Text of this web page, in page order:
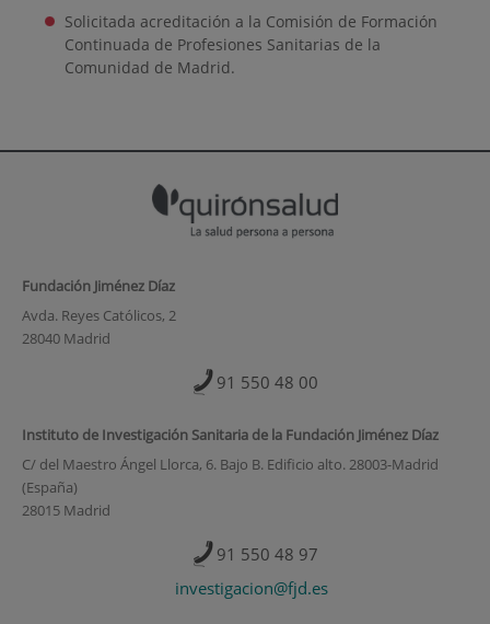
Solicitada acreditación a la Comisión de Formación
Continuada de Profesiones Sanitarias de la
Comunidad de Madrid.
Fundación Jiménez Díaz
Avda. Reyes Católicos, 2
28040 Madrid
91 550 48 00
Instituto de Investigación Sanitaria de la Fundación Jiménez Díaz
C/ del Maestro Ángel Llorca, 6. Bajo B. Edificio alto. 28003-Madrid
(España)
28015 Madrid
91 550 48 97
investigacion@fjd.es